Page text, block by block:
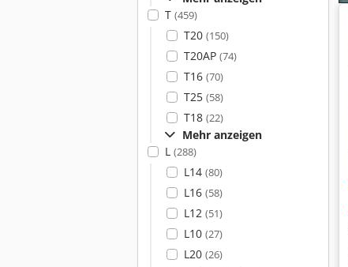
T (459)
T20 (150)
T20AP (74)
T16 (70)
T25 (58)
T18 (22)
Mehr anzeigen
L (288)
L14 (80)
L16 (58)
L12 (51)
L10 (27)
L20 (26)